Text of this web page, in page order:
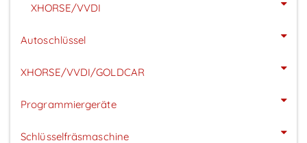
XHORSE/VVDI
Autoschlüssel
XHORSE/VVDI/GOLDCAR
Programmiergeräte
Schlüsselfräsmaschine